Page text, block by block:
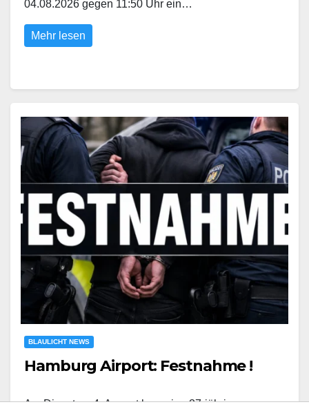
04.08.2026 gegen 11:50 Uhr ein…
Mehr lesen
BLAULICHT NEWS
Hamburg Airport: Festnahme !
Am Dienstag, 4. August kam eine 37-jährige